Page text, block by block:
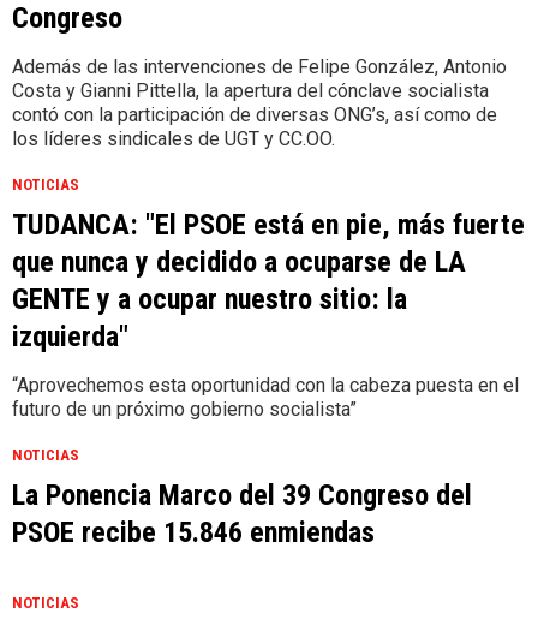
Congreso
Además de las intervenciones de Felipe González, Antonio
Costa y Gianni Pittella, la apertura del cónclave socialista
contó con la participación de diversas ONG’s, así como de
los líderes sindicales de UGT y CC.OO.
NOTICIAS
TUDANCA: "El PSOE está en pie, más fuerte
que nunca y decidido a ocuparse de LA
GENTE y a ocupar nuestro sitio: la
izquierda"
“Aprovechemos esta oportunidad con la cabeza puesta en el
futuro de un próximo gobierno socialista”
NOTICIAS
La Ponencia Marco del 39 Congreso del
PSOE recibe 15.846 enmiendas
NOTICIAS